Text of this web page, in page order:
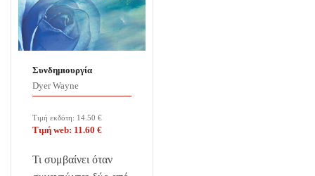
Συνδημιουργία
Dyer Wayne
Τιμή εκδότη: 14.50 €
Τιμή web: 11.60 €
Τι συμβαίνει όταν